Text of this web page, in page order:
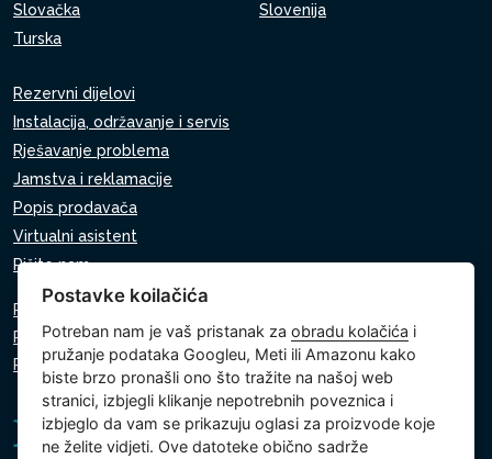
Slovačka
Slovenija
Turska
Rezervni dijelovi
Instalacija, održavanje i servis
Rješavanje problema
Jamstva i reklamacije
Popis prodavača
Virtualni asistent
Pišite nam
Pravila o zaštiti osobnih podataka
Pravila o korištenju kolačića
Postavke kolačića
Postavke koilačića
Potreban nam je vaš pristanak zaobradu kolačića i
pružanje podataka Googleu, Meti ili Amazonu kako
biste brzo pronašli ono što tražite na našoj web
stranici, izbjegli klikanje nepotrebnih poveznica i
izbjeglo da vam se prikazuju oglasi za proizvode koje
ne želite vidjeti. Ove datoteke obično sadrže